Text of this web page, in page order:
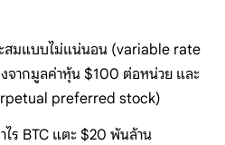
ะสมแบบไม่แน่นอน (variable rate
ากมูลค่าหุ้น $100 ต่อหน่วย และ
preferred stock)
ไร BTC แตะ $20 พันล้าน